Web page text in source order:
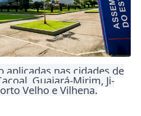
aplicadas nas cidades de
Guajará-Mirim, Ji-
Velho e Vilhena.